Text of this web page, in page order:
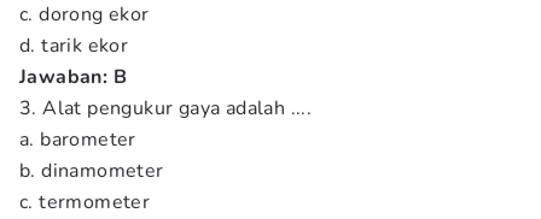
c. dorong ekor
d. tarik ekor
Jawaban: B
3. Alat pengukur gaya adalah ....
a. barometer
b. dinamometer
c. termometer